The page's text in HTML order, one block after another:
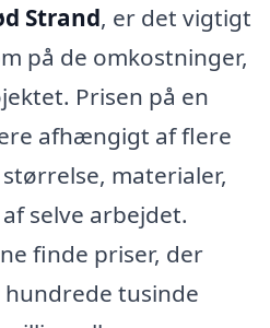
Strand, er det vigtigt
på de omkostninger,
Prisen på en
afhængigt af flere
materialer,
selve arbejdet.
finde priser, der
tusinde